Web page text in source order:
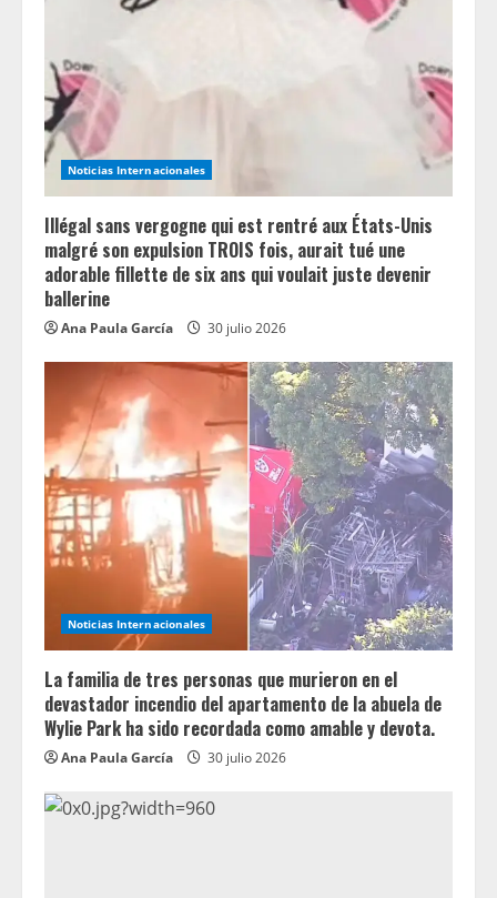
a
d
i
n
g
Noticias Internacionales
Illégal sans vergogne qui est rentré aux États-Unis
malgré son expulsion TROIS fois, aurait tué une
adorable fillette de six ans qui voulait juste devenir
ballerine
Ana Paula García 30 julio 2026
Noticias Internacionales
La familia de tres personas que murieron en el
devastador incendio del apartamento de la abuela de
Wylie Park ha sido recordada como amable y devota.
Ana Paula García 30 julio 2026